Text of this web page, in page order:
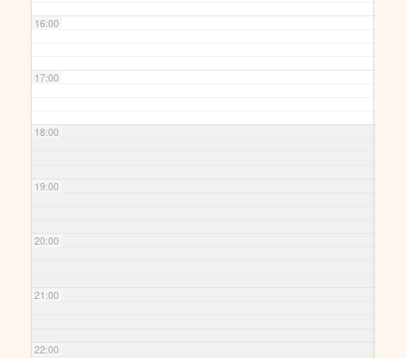
16:00
17:00
18:00
19:00
20:00
21:00
22:00